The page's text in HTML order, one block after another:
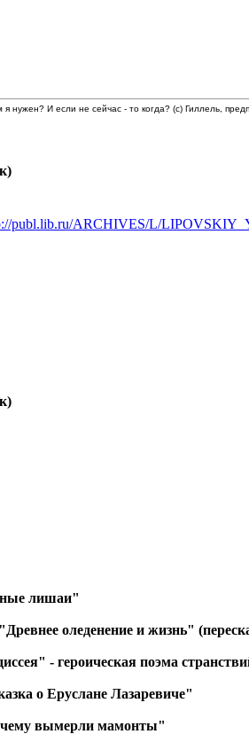
нужен? И если не сейчас - то когда? (с) Гиллель,
publ.lib.ru/ARCHIVES/L/
лишаи"
оледенение и жизнь"
- героическая поэма
о Еруслане Лазаревиче"
вымерли мамонты"